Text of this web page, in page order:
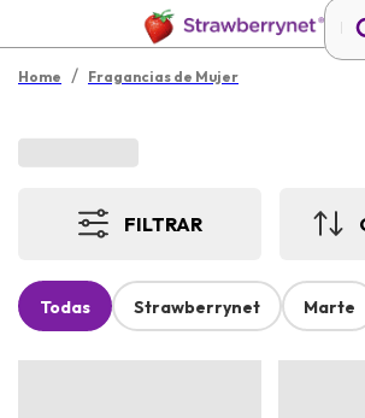
Home / Fragancias de Mujer
FILTRAR
Todas Strawberrynet Marte